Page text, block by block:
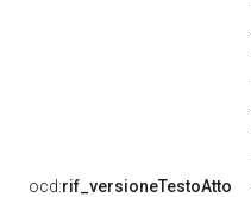
ocd:rif_versioneTestoAtto